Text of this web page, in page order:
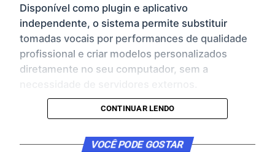
Disponível como plugin e aplicativo
independente, o sistema permite substituir
tomadas vocais por performances de qualidade
profissional e criar modelos personalizados
diretamente no seu computador, sem a
PRINCIPAIS RECURSOS
O ReSing captura o timbre, a expressividade e as
CONTINUAR LENDO
VOCÊ PODE GOSTAR